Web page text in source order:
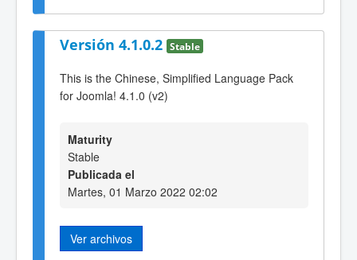
Versión 4.1.0.2 Stable
This is the Chinese, Simplified Language Pack
for Joomla! 4.1.0 (v2)
Maturity
Stable
Publicada el
Martes, 01 Marzo 2022 02:02
Ver archivos